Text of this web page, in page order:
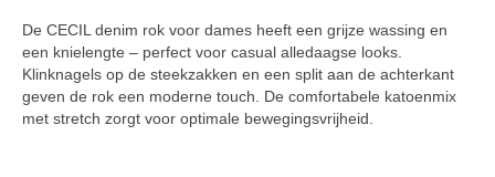
De CECIL denim rok voor dames heeft een grijze wassing en
een knielengte – perfect voor casual alledaagse looks.
Klinknagels op de steekzakken en een split aan de achterkant
geven de rok een moderne touch. De comfortabele katoenmix
met stretch zorgt voor optimale bewegingsvrijheid.